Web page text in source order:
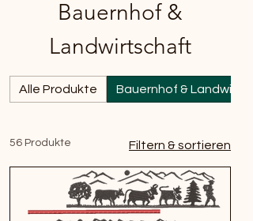
Bauernhof &
Landwirtschaft
Alle Produkte Bauernhof &
56 Produkte Filtern & sortieren